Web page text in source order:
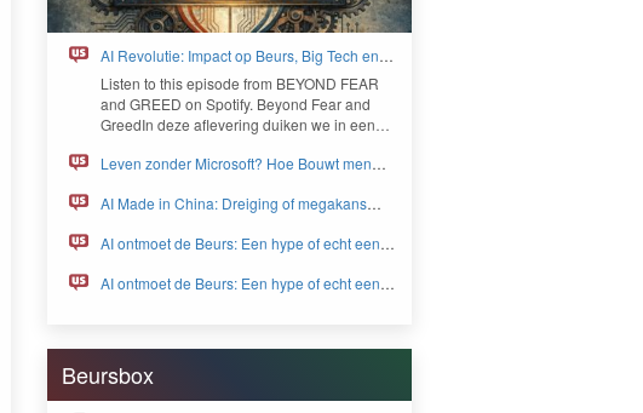
AI Revolutie: Impact op Beurs, Big Tech en
Nieuwe Wereldorde - BEYOND FEAR and
GREED
Lis­ten to this episode from BEYOND FEAR
andGREED on Spo­ti­fy. Beyond Fear and
Greed­In deze aflev­er­ing duiken we in een…
Leven zonder Microsoft? Hoe Bouwt men
BEYOND FEAR and GREED
AI Made in China: Dreiging of megakans
GREED
AI ontmoet de Beurs: Een hype of echt een
GREED
AI ontmoet de Beurs: Een hype of echt een
Beursbox